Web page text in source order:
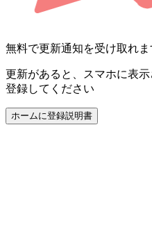
無料で更新通知を受け取れま
更新があると、スマホに表
登録してください
ホームに登録説明書